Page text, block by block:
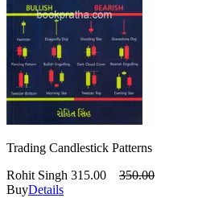
Trading Candlestick Patterns
Rohit Singh 315.00
350.00
BuyDetails